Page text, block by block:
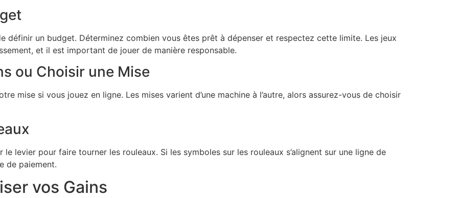
définir un budget. Déterminez combien vous êtes prêt à dépenser et respectez cette limite. Les jeux
et il est important de jouer de manière responsable.
ou Choisir une Mise
mise si vous jouez en ligne. Les mises varient d’une machine à l’autre, alors assurez-vous de choisir
levier pour faire tourner les rouleaux. Si les symboles sur les rouleaux s’alignent sur une ligne de
de paiement.
vos Gains